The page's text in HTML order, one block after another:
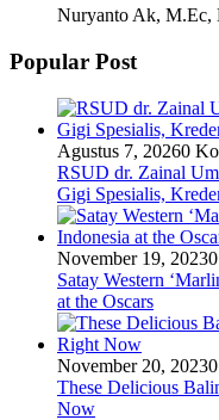
Nuryanto Ak, M.Ec,
Popular Post
Agustus 7, 20260
RSUD dr. Zainal
Gigi Spesialis,
November 19, 2023
Satay Western
at the Oscars
November 20, 2023
These Delicious
Now